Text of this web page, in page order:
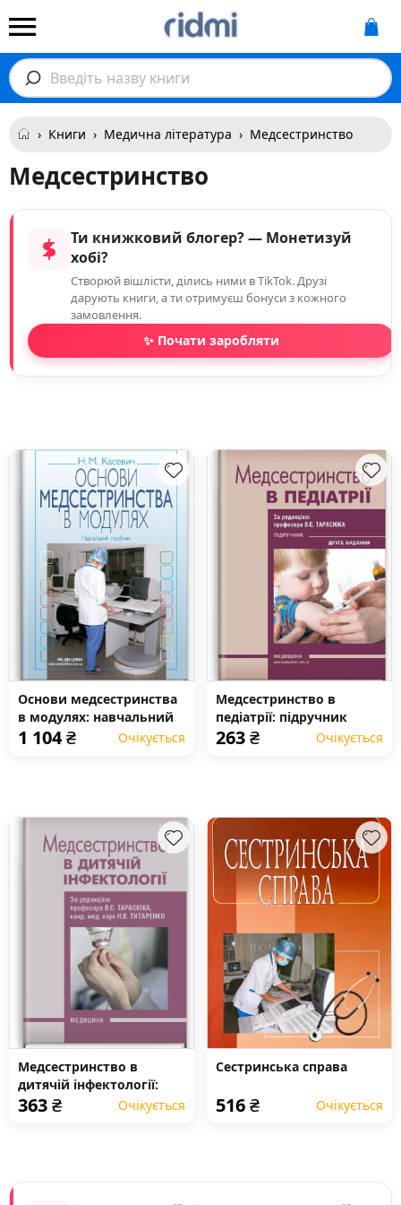
Введіть назву книги
› Книги › Медична література › Медсестринство
Медсестринство
Ти книжковий блогер? — Монетизуй
хобі?
Створюй вішлісти, ділись ними в TikTok. Друзі
дарують книги, а ти отримуєш бонуси з кожного
замовлення.
✨ Почати заробляти
Основи медсестринства
в модулях: навчальний
посібник (ВНЗ І—ІІІ р. а.)
1 104₴ Очікується
Медсестринство в
педіатрії: підручник
263₴ Очікується
Медсестринство в
дитячій інфектології:
підручник (ВНЗ І—ІІІ р.
363₴ Очікується
Сестринська справа
516₴ Очікується